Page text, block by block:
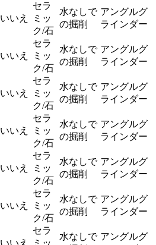
いいえ
セラ
ミッ
ク/石
水なしで
の掘削
アングルグ
ラインダー
いいえ
セラ
ミッ
ク/石
水なしで
の掘削
アングルグ
ラインダー
いいえ
セラ
ミッ
ク/石
水なしで
の掘削
アングルグ
ラインダー
いいえ
セラ
ミッ
ク/石
水なしで
の掘削
アングルグ
ラインダー
いいえ
セラ
ミッ
ク/石
水なしで
の掘削
アングルグ
ラインダー
いいえ
セラ
ミッ
ク/石
水なしで
の掘削
アングルグ
ラインダー
いいえ
セラ
ミッ
水なしで アングルグ